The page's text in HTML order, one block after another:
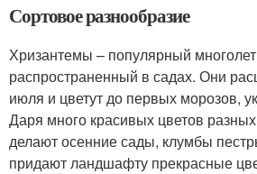
Сортовое разнообразие
Хризантемы – популярный
распространенный в садах. Они
июля и цветут до первых морозов,
Даря много красивых цветов
делают осенние сады, клумбы
придают ландшафту прекрасные